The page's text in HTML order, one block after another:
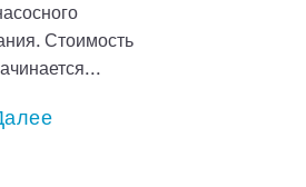
Стоимость